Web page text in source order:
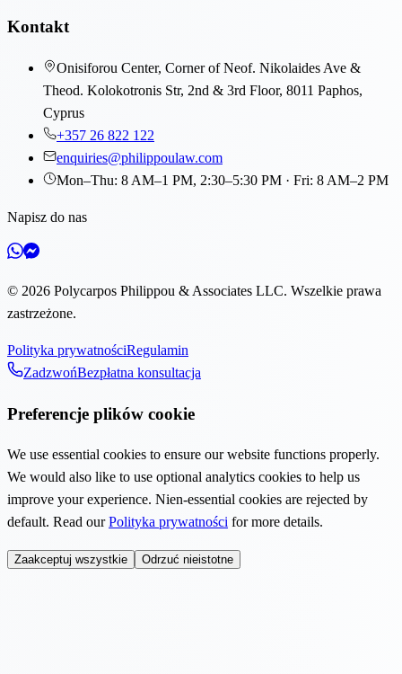
Kontakt
Onisiforou Center, Corner of Neof. Nikolaides Ave &
Theod. Kolokotronis Str, 2nd & 3rd Floor, 8011 Paphos,
Cyprus
+357 26 822 122
enquiries@philippoulaw.com
Mon–Thu: 8 AM–1 PM, 2:30–5:30 PM · Fri: 8 AM–2 PM
Napisz do nas
© 2026 Polycarpos Philippou & Associates LLC. Wszelkie prawa
zastrzeżone.
Polityka prywatnościRegulamin
ZadzwońBezpłatna konsultacja
Preferencje plików cookie
We use essential cookies to ensure our website functions properly.
We would also like to use optional analytics cookies to help us
improve your experience. Nien-essential cookies are rejected by
default. Read ourPolityka prywatności for more details.
Zaakceptuj wszystkie Odrzuć nieistotne